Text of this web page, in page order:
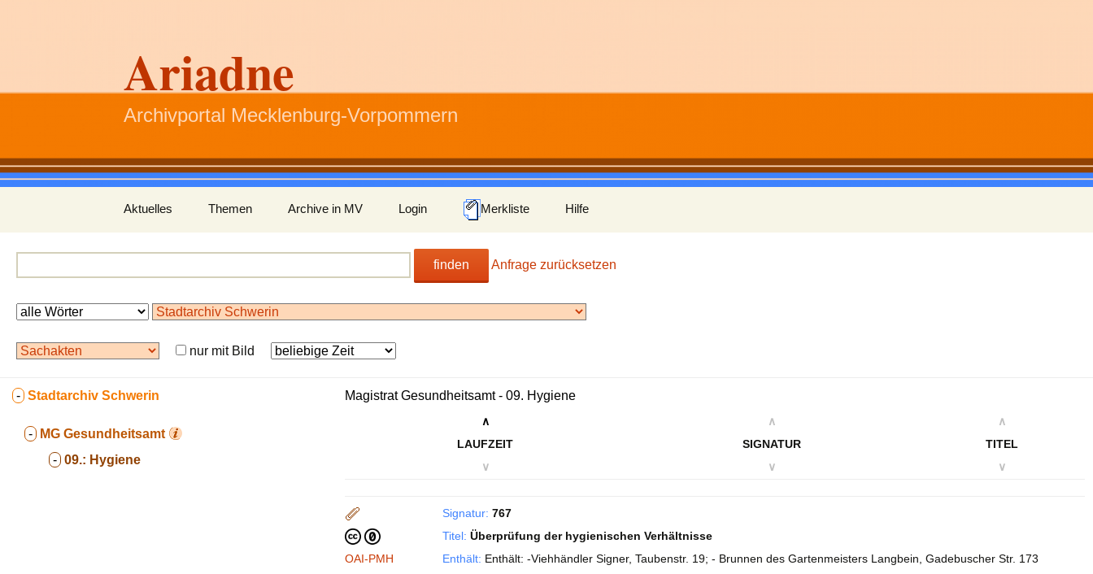
Ariadne
Archivportal Mecklenburg-Vorpommern
Inhalt
springen
Aktuelles Themen Archive in MV Login Merkliste Hilfe
finden Anfrage zurücksetzen
nur mit Bild
- Stadtarchiv Schwerin
- MG Gesundheitsamt
- 09.: Hygiene
Magistrat Gesundheitsamt - 09. Hygiene
∧
LAUFZEIT
∨
∧
SIGNATUR
∨
∧
TITEL
∨
OAI-PMH
Signatur: 767
Titel: Überprüfung der hygienischen Verhältnisse
Enthält: Enthält: -Viehhändler Signer, Taubenstr. 19; - Brunnen des Gartenmeisters Langbein, Gadebuscher Str. 173